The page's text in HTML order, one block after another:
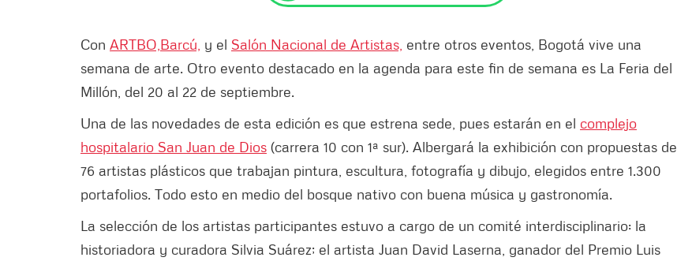
Con ARTBO, Barcú, y el Salón Nacional de Artistas, entre otros eventos, Bogotá vive una
semana de arte. Otro evento destacado en la agenda para este fin de semana es La Feria del
Millón, del 20 al 22 de septiembre.
Una de las novedades de esta edición es que estrena sede, pues estarán en el complejo
hospitalario San Juan de Dios (carrera 10 con 1ª sur). Albergará la exhibición con propuestas de
76 artistas plásticos que trabajan pintura, escultura, fotografía y dibujo, elegidos entre 1.300
portafolios. Todo esto en medio del bosque nativo con buena música y gastronomía.
La selección de los artistas participantes estuvo a cargo de un comité interdisciplinario: la
historiadora y curadora Silvia Suárez; el artista Juan David Laserna, ganador del Premio Luis